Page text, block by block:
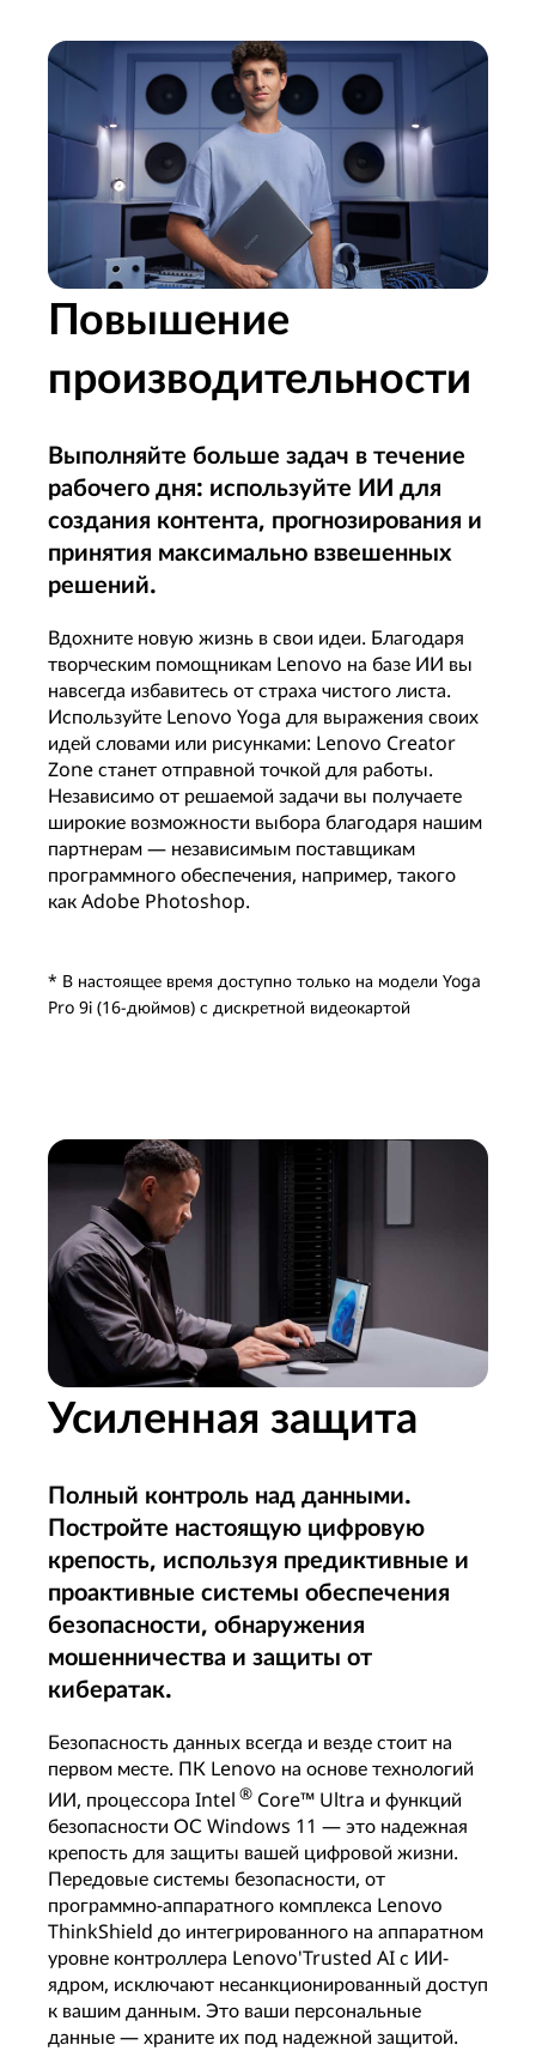
Повышение
производительности
Выполняйте больше задач в течение
рабочего дня: используйте ИИ для
создания контента, прогнозирования и
принятия максимально взвешенных
решений.
Вдохните новую жизнь в свои идеи. Благодаря
творческим помощникам Lenovo на базе ИИ вы
навсегда избавитесь от страха чистого листа.
Используйте Lenovo Yoga для выражения своих
идей словами или рисунками: Lenovo Creator
Zone станет отправной точкой для работы.
Независимо от решаемой задачи вы получаете
широкие возможности выбора благодаря нашим
партнерам — независимым поставщикам
программного обеспечения, например, такого
как Adobe Photoshop.
* В настоящее время доступно только на модели Yoga
Pro 9i (16-дюймов) с дискретной видеокартой
Усиленная защита
Полный контроль над данными.
Постройте настоящую цифровую
крепость, используя предиктивные и
проактивные системы обеспечения
безопасности, обнаружения
мошенничества и защиты от
кибератак.
Безопасность данных всегда и везде стоит на
первом месте. ПК Lenovo на основе технологий
ИИ, процессора Intel ® Core™ Ultra и функций
безопасности ОС Windows 11 — это надежная
крепость для защиты вашей цифровой жизни.
Передовые системы безопасности, от
программно-аппаратного комплекса Lenovo
ThinkShield до интегрированного на аппаратном
уровне контроллера Lenovo'Trusted AI с ИИ-
ядром, исключают несанкционированный доступ
к вашим данным. Это ваши персональные
данные — храните их под надежной защитой.